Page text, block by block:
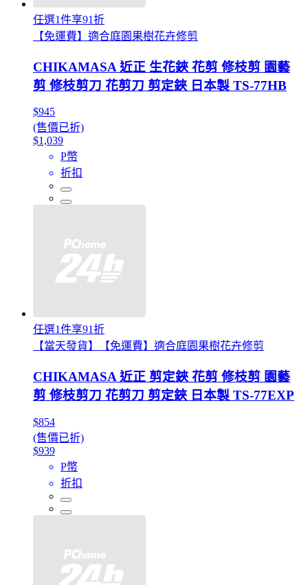
任選1件享91折
【免運費】適合庭園果樹花卉修剪
CHIKAMASA 近正 生花鋏 花剪 修枝剪 園藝
剪 修枝剪刀 花剪刀 剪定鋏 日本製 TS-77HB
$945
(售價已折)
$1,039
P幣
折扣
任選1件享91折
【當天發貨】【免運費】適合庭園果樹花卉修剪
CHIKAMASA 近正 剪定鋏 花剪 修枝剪 園藝
剪 修枝剪刀 花剪刀 剪定鋏 日本製 TS-77EXP
$854
(售價已折)
$939
P幣
折扣